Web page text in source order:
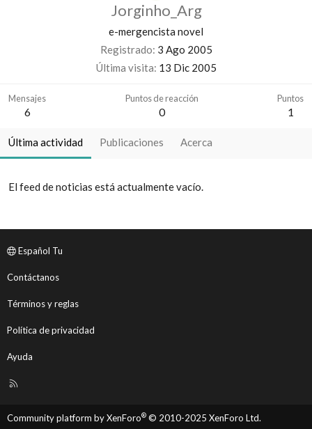
Jorginho_Arg
e-mergencista novel
Registrado 3 Ago 2005
Última visita 13 Dic 2005
Mensajes
6
Puntos de reacción
0
Puntos
1
Última actividad Publicaciones Acerca
El feed de noticias está actualmente vacío.
Español Tu
Contáctanos
Términos y reglas
Política de privacidad
Ayuda
R
Community platform by XenForo® © 2010-2025 XenForo Ltd.